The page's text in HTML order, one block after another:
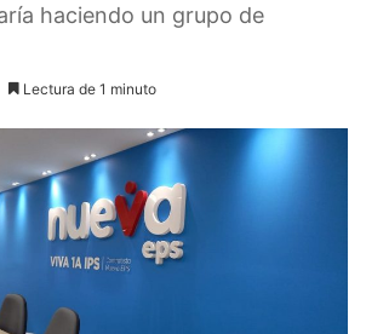
haciendo un grupo de
Lectura de 1 minuto